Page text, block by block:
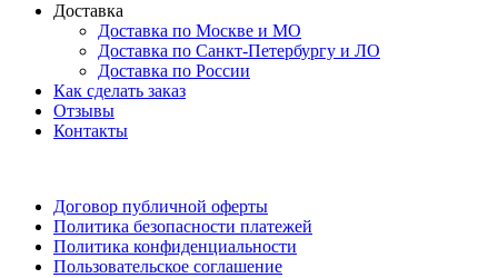
Доставка
Доставка по Москве и МО
Доставка по Санкт-Петербургу и ЛО
Доставка по России
Как сделать заказ
Отзывы
Контакты
Договор публичной оферты
Политика безопасности платежей
Политика конфиденциальности
Пользовательское соглашение